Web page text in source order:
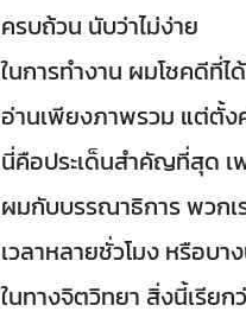
ครบถ้วน นับว่าไม่ง่าย
ในการทำงาน ผมโชคดีที่
อ่านเพียงภาพรวม แต่ตั้ง
นี่คือประเด็นสำคัญที่สุด เพ
ผมกับบรรณาธิการ พวกเ
เวลาหลายชั่วโมง หรือบา
ในทางจิตวิทยา สิ่งนี้เรียก